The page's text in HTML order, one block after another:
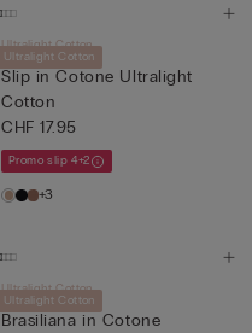
Ultralight Cotton
Ultralight Cotton
Slip in Cotone Ultralight
Cotton
CHF 17.95
Promo slip 4+2
+3
Ultralight Cotton
Ultralight Cotton
Brasiliana in Cotone